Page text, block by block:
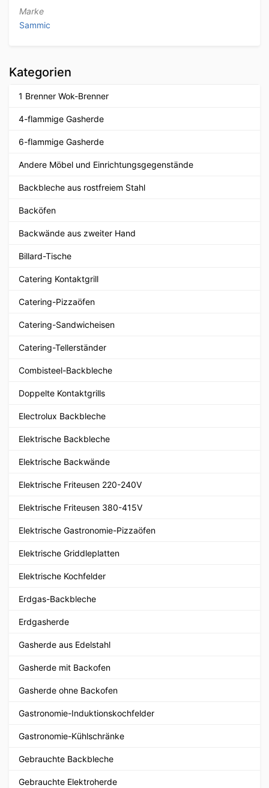
Marke
Sammic
Kategorien
1 Brenner Wok-Brenner
4-flammige Gasherde
6-flammige Gasherde
Andere Möbel und Einrichtungsgegenstände
Backbleche aus rostfreiem Stahl
Backöfen
Backwände aus zweiter Hand
Billard-Tische
Catering Kontaktgrill
Catering-Pizzaöfen
Catering-Sandwicheisen
Catering-Tellerständer
Combisteel-Backbleche
Doppelte Kontaktgrills
Electrolux Backbleche
Elektrische Backbleche
Elektrische Backwände
Elektrische Friteusen 220-240V
Elektrische Friteusen 380-415V
Elektrische Gastronomie-Pizzaöfen
Elektrische Griddleplatten
Elektrische Kochfelder
Erdgas-Backbleche
Erdgasherde
Gasherde aus Edelstahl
Gasherde mit Backofen
Gasherde ohne Backofen
Gastronomie-Induktionskochfelder
Gastronomie-Kühlschränke
Gebrauchte Backbleche
Gebrauchte Elektroherde